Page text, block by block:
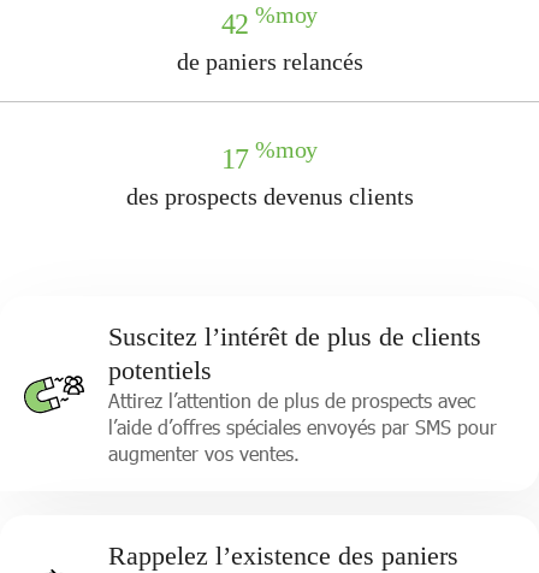
42 %moy
de paniers relancés
17 %moy
des prospects devenus clients
Suscitez l’intérêt de plus de clients
potentiels
Attirez l’attention de plus de prospects avec
l’aide d’offres spéciales envoyés par SMS pour
augmenter vos ventes.
Rappelez l’existence des paniers